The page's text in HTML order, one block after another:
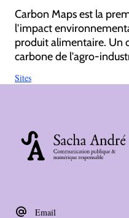
Carbon Maps est la
l'impact
produit alimentaire. Un
carbone de l'agro-
Sites
Email